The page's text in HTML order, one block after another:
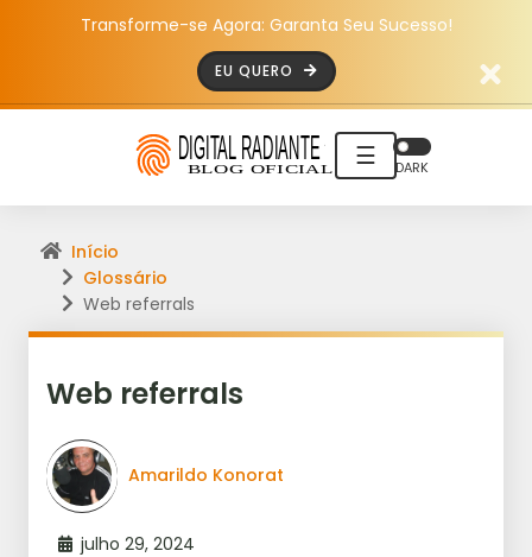
Transforme-se Agora: Garanta Seu Sucesso!
EU QUERO
☰ DARK
Início
Glossário
Web referrals
Web referrals
Amarildo Konorat
julho 29, 2024